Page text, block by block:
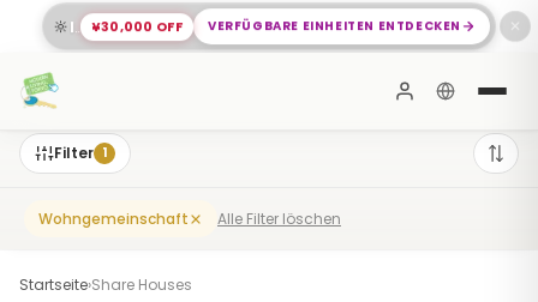
🔆 Ihr neues Zuhause in Meguro wartet auf Sie ¥30,000 OFF VERFÜGBARE EINHEITEN ENTDECKEN ✕
Filter 1
Wohngemeinschaft Alle Filter löschen
Startseite›Share Houses